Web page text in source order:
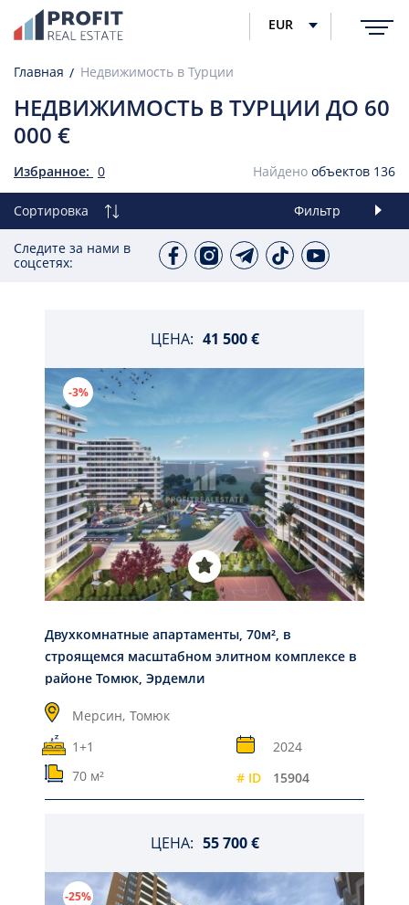
EUR
Главная Недвижимость в Турции
НЕДВИЖИМОСТЬ В ТУРЦИИ ДО 60
000 €
Избранное: 0 Найдено объектов 136
Сортировка Фильтр
Следите за нами в
соцсетях:
ЦЕНА: 41 500 €
-3%
Двухкомнатные апартаменты, 70м², в
строящемся масштабном элитном комплексе в
районе Томюк, Эрдемли
Мерсин, Томюк
1+1
2024
70 м²
# ID 15904
ЦЕНА: 55 700 €
-25%